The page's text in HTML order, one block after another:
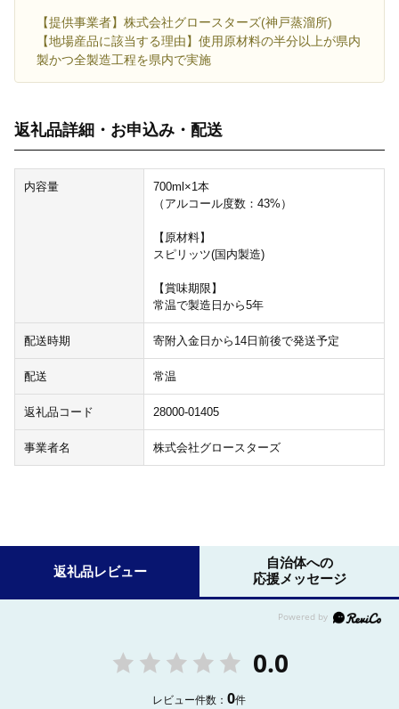
【提供事業者】株式会社グロースターズ(神戸蒸溜所)
【地場産品に該当する理由】使用原材料の半分以上が県内
製かつ全製造工程を県内で実施
返礼品詳細・お申込み・配送
内容量
700ml×1本
（アルコール度数：43%）
【原材料】
スピリッツ(国内製造)
【賞味期限】
常温で製造日から5年
配送時期 寄附入金日から14日前後で発送予定
配送 常温
返礼品コード 28000-01405
事業者名 株式会社グロースターズ
返礼品レビュー
自治体への
応援メッセージ
0.0
レビュー件数：0件